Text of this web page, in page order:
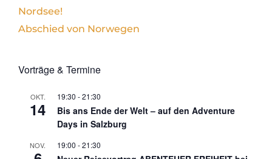
Nordsee!
Abschied von Norwegen
Vorträge & Termine
OKT.
14
19:30 -21:30
Bis ans Ende der Welt – auf den Adventure
Days in Salzburg
NOV. 19:00 -21:30